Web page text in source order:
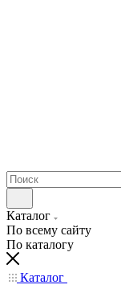
Каталог
По всему сайту
По каталогу
Каталог